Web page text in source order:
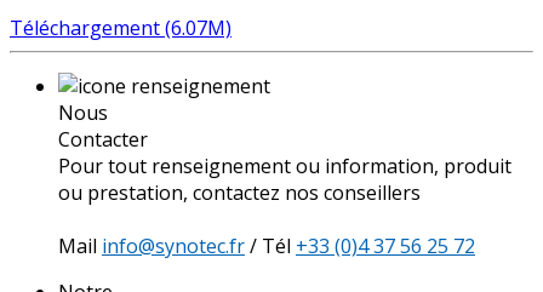
Téléchargement (6.07M)
Nous
Contacter
Pour tout renseignement ou information, produit
ou prestation, contactez nos conseillers
Mail info@synotec.fr/ Tél +33 (0)4 37 56 25 72